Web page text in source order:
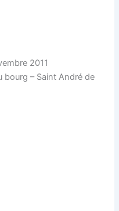
2011
bourg – Saint André de